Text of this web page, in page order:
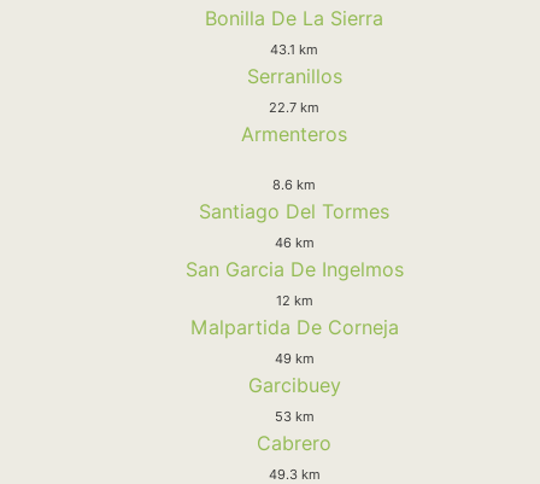
Bonilla De La Sierra
43.1 km
Serranillos
22.7 km
Armenteros
8.6 km
Santiago Del Tormes
46 km
San Garcia De Ingelmos
12 km
Malpartida De Corneja
49 km
Garcibuey
53 km
Cabrero
49.3 km